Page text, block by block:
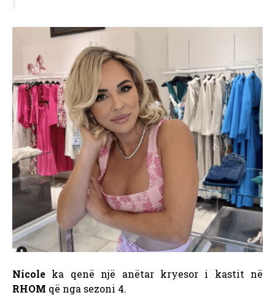
Nicole ka qenë një anëtar kryesor i kastit në
RHOM që nga sezoni 4.